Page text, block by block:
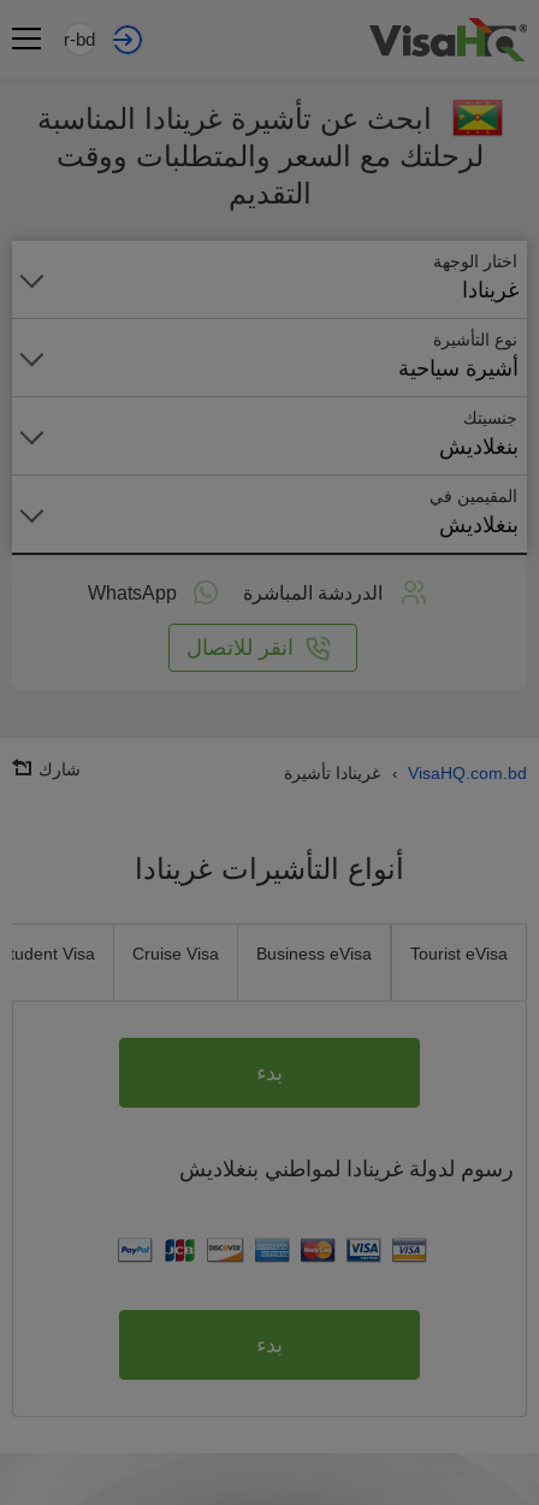
ar-bd
ابحث عن تأشيرة غرينادا المناسبة
لرحلتك مع السعر والمتطلبات ووقت
التقديم
اختار الوجهة
غرينادا
نوع التأشيرة
أشيرة سياحية
جنسيتك
بنغلاديش
المقيمين في
بنغلاديش
الدردشة المباشرة WhatsApp
انقر للاتصال
VisaHQ.com.bd
› غرينادا تأشيرة شارك
أنواع التأشيرات غرينادا
Tourist eVisa
Business eVisa
Cruise Visa
Student Visa
بدء
رسوم لدولة غرينادا لمواطني بنغلاديش
بدء